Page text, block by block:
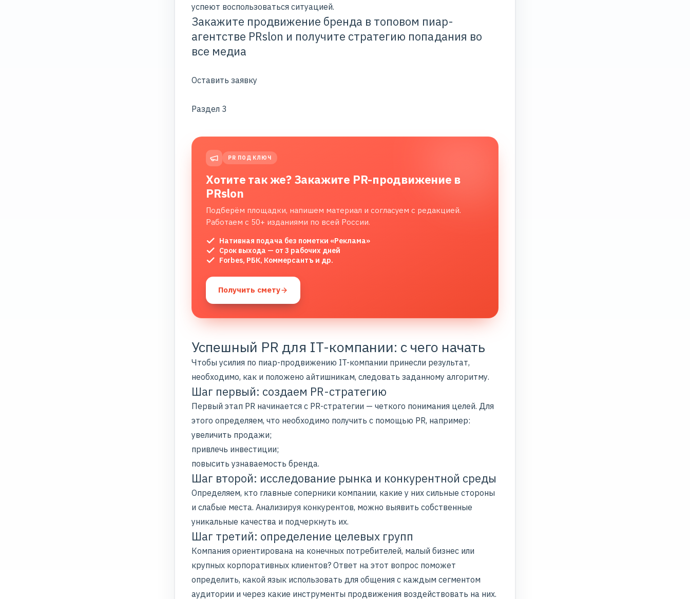
успеют воспользоваться ситуацией.
Закажите продвижение бренда в топовом пиар-
агентстве PRslon и получите стратегию попадания во
все медиа
Оставить заявку
Раздел 3
PR ПОД КЛЮЧ
Хотите так же? Закажите PR-продвижение в
PRslon
Подберём площадки, напишем материал и согласуем с редакцией.
Работаем с 50+ изданиями по всей России.
Нативная подача без пометки «Реклама»
Срок выхода — от 3 рабочих дней
Forbes, РБК, Коммерсантъ и др.
Получить смету
Успешный PR для IT-компании: с чего начать
Чтобы усилия по пиар-продвижению IT-компании принесли результат,
необходимо, как и положено айтишникам, следовать заданному алгоритму.
Шаг первый: создаем PR-стратегию
Первый этап PR начинается с PR-стратегии — четкого понимания целей. Для
этого определяем, что необходимо получить с помощью PR, например:
увеличить продажи;
привлечь инвестиции;
повысить узнаваемость бренда.
Шаг второй: исследование рынка и конкурентной среды
Определяем, кто главные соперники компании, какие у них сильные стороны
и слабые места. Анализируя конкурентов, можно выявить собственные
уникальные качества и подчеркнуть их.
Шаг третий: определение целевых групп
Компания ориентирована на конечных потребителей, малый бизнес или
крупных корпоративных клиентов? Ответ на этот вопрос поможет
определить, какой язык использовать для общения с каждым сегментом
аудитории и через какие инструменты продвижения воздействовать на них.